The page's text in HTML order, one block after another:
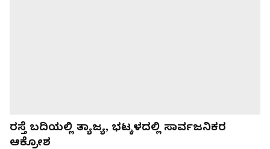
ರಸ್ತೆ ಬದಿಯಲ್ಲಿ ತ್ಯಾಜ್ಯ, ಭಟ್ಕಳದಲ್ಲಿ ಸಾರ್ವಜನಿಕರ
ಆಕ್ರೋಶ